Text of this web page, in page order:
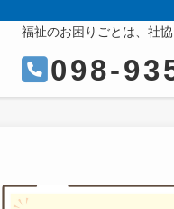
福祉のお困りごとは、社
098-